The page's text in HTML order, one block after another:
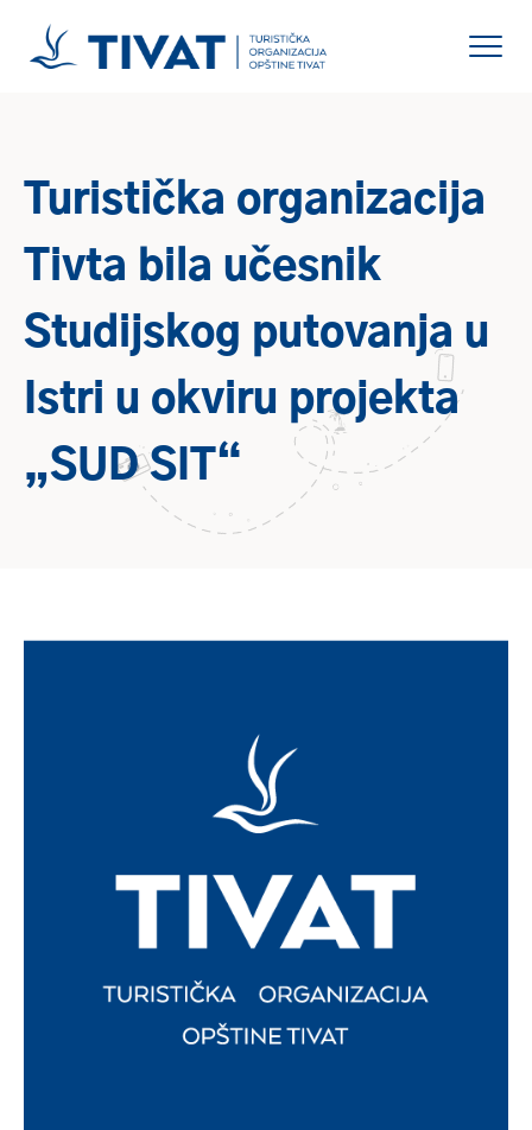
Turistička organizacija
Tivta bila učesnik
Studijskog putovanja u
Istri u okviru projekta
„SUD SIT“